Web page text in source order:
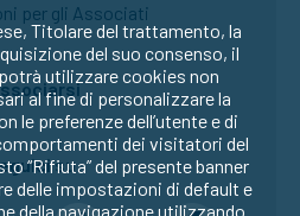
per gli Associati
su:
Titolare del trattamento, la
del suo consenso, il
utilizzare cookies non
al fine di personalizzare la
le preferenze dell’utente e di
dei visitatori del
“Rifiuta” del presente banner
delle impostazioni di default e
della navigazione utilizzando